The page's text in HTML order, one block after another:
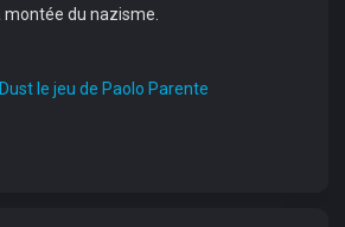
du nazisme.
Dust le jeu de Paolo Parente